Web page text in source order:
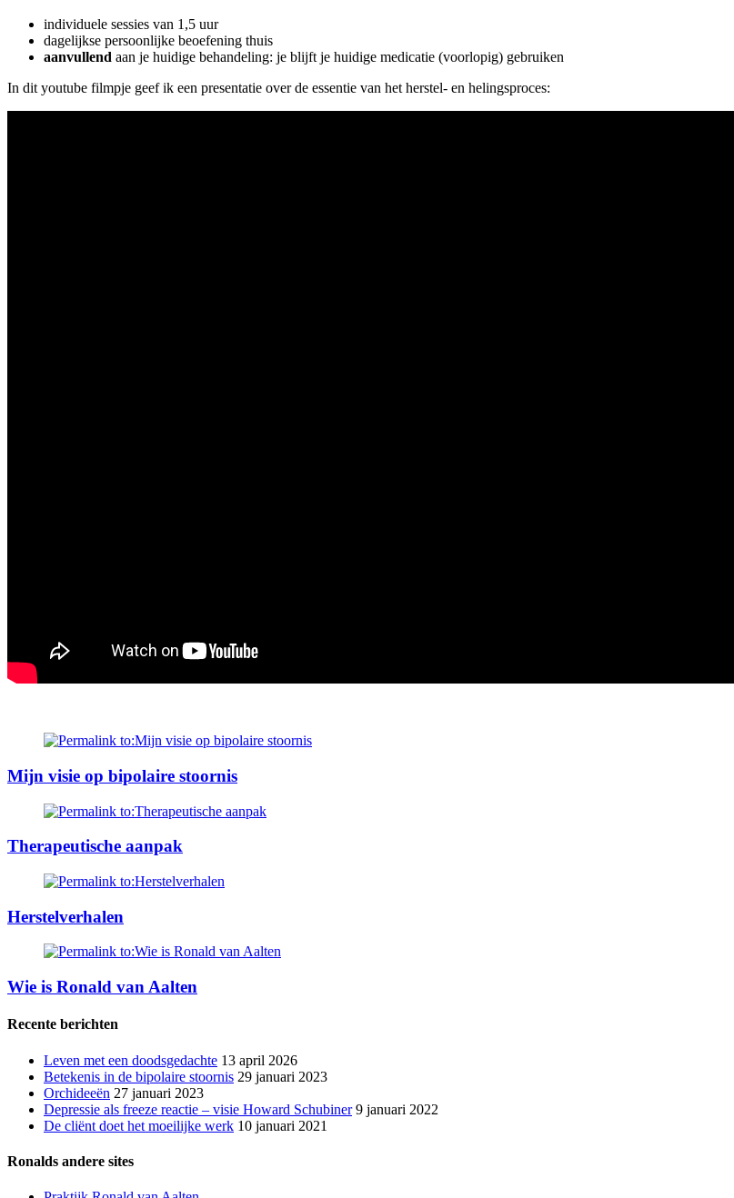
individuele sessies van 1,5 uur
dagelijkse persoonlijke beoefening thuis
aanvullend aan je huidige behandeling: je blijft je huidige medicatie (voorlopig) gebruiken
In dit youtube filmpje geef ik een presentatie over de essentie van het herstel- en helingsproces:
Mijn visie op bipolaire stoornis
Therapeutische aanpak
Herstelverhalen
Wie is Ronald van Aalten
Recente berichten
Leven met een doodsgedachte 13 april 2026
Betekenis in de bipolaire stoornis 29 januari 2023
Orchideeën 27 januari 2023
Depressie als freeze reactie – visie Howard Schubiner 9 januari 2022
De cliënt doet het moeilijke werk 10 januari 2021
Ronalds andere sites